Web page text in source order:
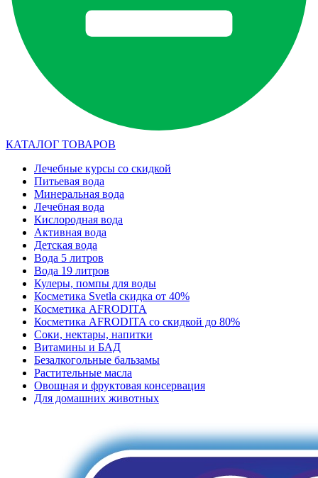
КАТАЛОГ ТОВАРОВ
Лечебные курсы со скидкой
Питьевая вода
Минеральная вода
Лечебная вода
Кислородная вода
Активная вода
Детская вода
Вода 5 литров
Вода 19 литров
Кулеры, помпы для воды
Косметика Svetla скидка от 40%
Косметика AFRODITA
Косметика AFRODITA со скидкой до 80%
Соки, нектары, напитки
Витамины и БАД
Безалкогольные бальзамы
Растительные масла
Овощная и фруктовая консервация
Для домашних животных